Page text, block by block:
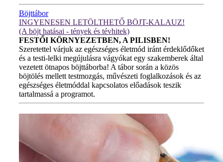
Böjttábor
INGYENESEN LETÖLTHETŐ BÖJT-KALAUZ!
(A böjt hatásai - tények és tévhitek)
FESTŐI KÖRNYEZETBEN, A PILISBEN!
Szeretettel várjuk az egészséges életmód iránt érdeklődőket
és a testi-lelki megújulásra vágyókat egy szakemberek által
vezetett ötnapos böjttáborba! A tábor során a közös
böjtölés mellett testmozgás, művészeti foglalkozások és az
egészséges életmóddal kapcsolatos előadások teszik
tartalmassá a programot.